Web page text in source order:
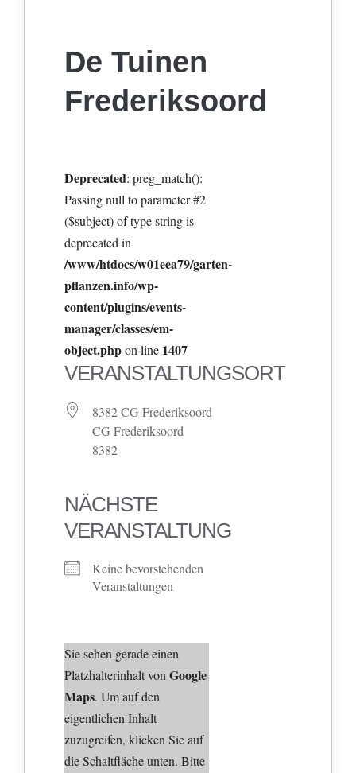
De Tuinen
Frederiksoord
Deprecated: preg_match():
Passing null to parameter #2
($subject) of type string is
deprecated in
/www/htdocs/w01eea79/garten-
pflanzen.info/wp-
content/plugins/events-
manager/classes/em-
object.phpon line 1407
VERANSTALTUNGSORT
8382 CG Frederiksoord
CG Frederiksoord
8382
NÄCHSTE
VERANSTALTUNG
Keine bevorstehenden
Veranstaltungen
Sie sehen gerade einen
Platzhalterinhalt vonGoogle
Maps. Um auf den
eigentlichen Inhalt
zuzugreifen, klicken Sie auf
die Schaltfläche unten. Bitte